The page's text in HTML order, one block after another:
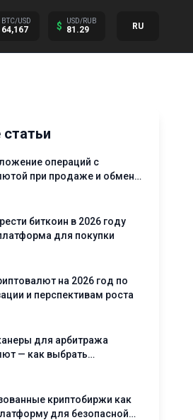
BTC/USD
64,167 $ USD/RUB
81.29 RU
операций с
при продаже и обмене
биткоин в 2026 году
для покупки
на 2026 год по
и перспективам роста
для арбитража
— как выбрать
инструмент
криптобиржи как
для безопасной